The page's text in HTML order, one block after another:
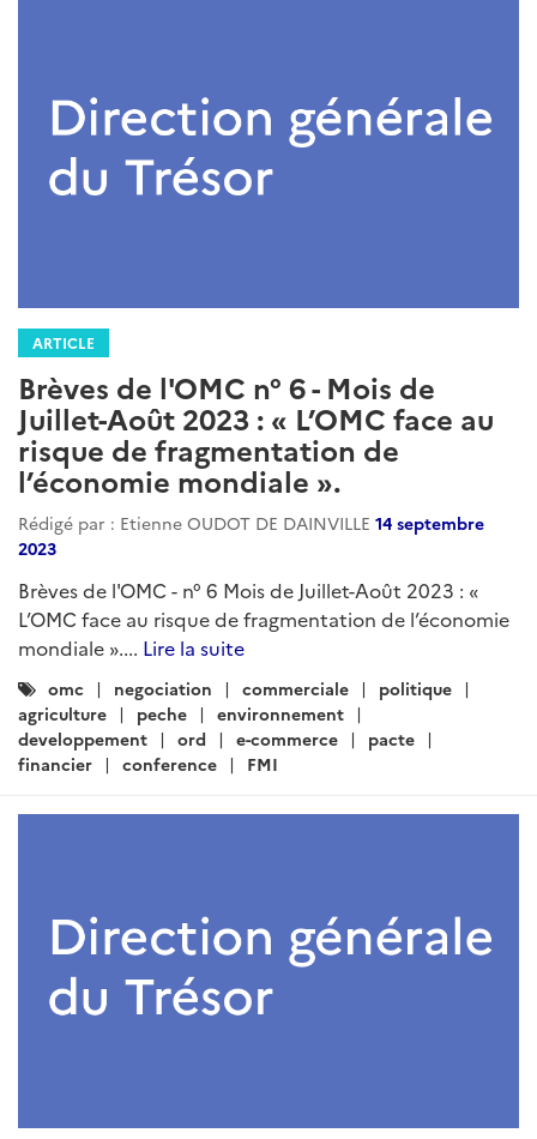
ARTICLE
Brèves de l'OMC n° 6 - Mois de
Juillet-Août 2023 : « L’OMC face au
risque de fragmentation de
l’économie mondiale ».
Rédigé par : Etienne OUDOT DE DAINVILLE 14 septembre
2023
Brèves de l'OMC - n° 6 Mois de Juillet-Août 2023 : «
L’OMC face au risque de fragmentation de l’économie
mondiale ».... Lire la suite
Catégories
:
omc negociation commerciale
politique
agriculture
peche
environnement
developpement
ord e-commerce
pacte
financier
conference FMI